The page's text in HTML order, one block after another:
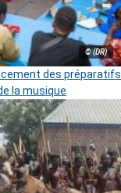
© (DR)
des préparatifs
la musique